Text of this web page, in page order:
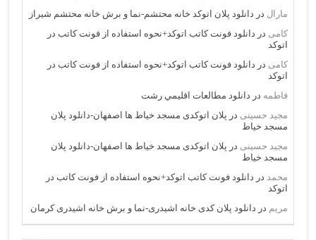
مارال در دانلود پلان اتوکد خانه محتشم-نما و برش خانه محتشم شیراز
کامی در دانلود فونت کاتب اتوکد+نحوه استفاده از فونت کاتب در
اتوکد
کامی در دانلود فونت کاتب اتوکد+نحوه استفاده از فونت کاتب در
اتوکد
فاطمه در دانلود مطالعات اقليمي رشت
مجید حسینی در پلان اتوکدی مسجد خیاط ها اصفهان-دانلود پلان
مسجد خیاط
مجید حسینی در پلان اتوکدی مسجد خیاط ها اصفهان-دانلود پلان
مسجد خیاط
محمد در دانلود فونت کاتب اتوکد+نحوه استفاده از فونت کاتب در
اتوکد
مریم در دانلود پلان کدی خانه اشیدری-نما و برش خانه اشیدری کرمان